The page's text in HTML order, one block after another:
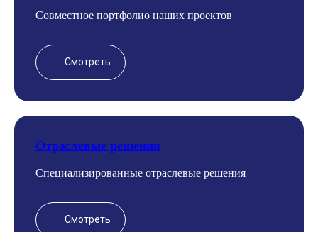
Совместное портфолио наших проектов
Смотреть
Отраслевые решения
Специализированные отраслевые решения
Смотреть